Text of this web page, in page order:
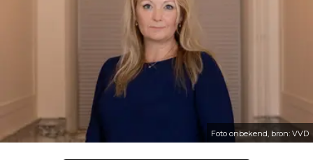
Foto onbekend, bron: VVD